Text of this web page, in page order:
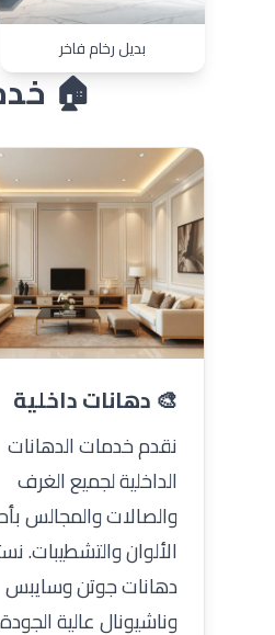
بديل رخام فاخر
🏠
🎨 دهانات داخلية
نقدم خدمات الدهانات
الداخلية لجميع الغرف
والصالات والمجالس
الألوان والتشطيبات.
دهانات جوتن وسايبس
وناشيونال عالية